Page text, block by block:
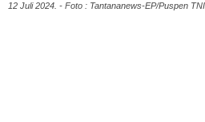
12 Juli 2024. - Foto : Tantananews-EP/Puspen TNI